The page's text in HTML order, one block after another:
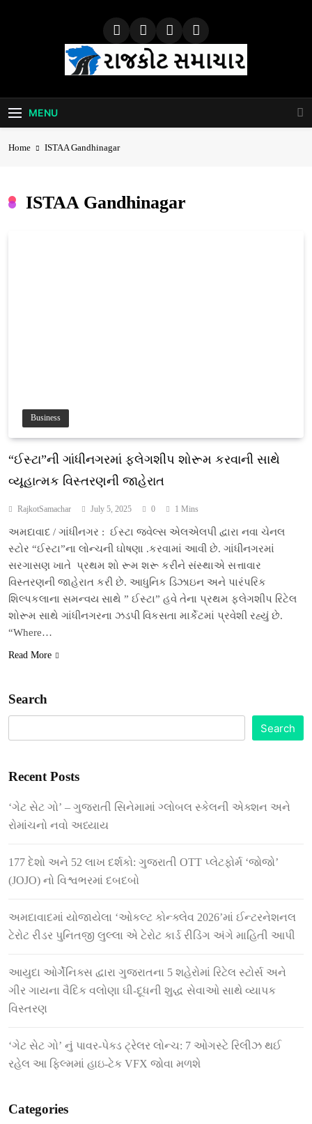
Rajkot Samachar
MENU
Home ISTAA Gandhinagar
ISTAA Gandhinagar
Business
“ઈસ્ટા”ની ગાંધીનગરમાં ફ્લેગશીપ શોરૂમ કરવાની સાથે
વ્યૂહાત્મક વિસ્તરણની જાહેરાત
RajkotSamachar July 5, 2025 0 1 Mins
અમદાવાદ / ગાંધીનગર : ઈસ્ટા જવેલ્સ એલએલપી દ્વારા નવા ચેનલ
સ્ટોર “ઈસ્ટા”ના લોન્ચની ઘોષણા .કરવામાં આવી છે. ગાંધીનગરમાં
સરગાસણ ખાતે પ્રથમ શો રૂમ શરૂ કરીને સંસ્થાએ સત્તાવાર
વિસ્તરણની જાહેરાત કરી છે. આધુનિક ડિઝાઇન અને પારંપરિક
શિલ્પકલાના સમન્વય સાથે ” ઈસ્ટા” હવે તેના પ્રથમ ફ્લેગશીપ રિટેલ
શોરૂમ સાથે ગાંધીનગરના ઝડપી વિકસતા માર્કેટમાં પ્રવેશી રહ્યું છે.
“Where…
Read More
Search
Search
Recent Posts
‘ગેટ સેટ ગો’ – ગુજરાતી સિનેમામાં ગ્લોબલ સ્કેલની એક્શન અને
રોમાંચનો નવો અધ્યાય
177 દેશો અને 52 લાખ દર્શકો: ગુજરાતી OTT પ્લેટફોર્મ ‘જોજો’
(JOJO) નો વિશ્વભરમાં દબદબો
અમદાવાદમાં યોજાયેલા ‘ઓકલ્ટ કોન્ક્લેવ 2026’માં ઈન્ટરનેશનલ
ટેરોટ રીડર પુનિતજી લુલ્લા એ ટેરોટ કાર્ડ રીડિંગ અંગે માહિતી આપી
આયુદા ઓર્ગેનિક્સ દ્વારા ગુજરાતના 5 શહેરોમાં રિટેલ સ્ટોર્સ અને
ગીર ગાયના વૈદિક વલોણા ઘી-દૂધની શુદ્ધ સેવાઓ સાથે વ્યાપક
વિસ્તરણ
‘ગેટ સેટ ગો’ નું પાવર-પેક્ડ ટ્રેલર લોન્ચ: 7 ઓગસ્ટે રિલીઝ થઈ
રહેલ આ ફિલ્મમાં હાઇ-ટેક VFX જોવા મળશે
Categories